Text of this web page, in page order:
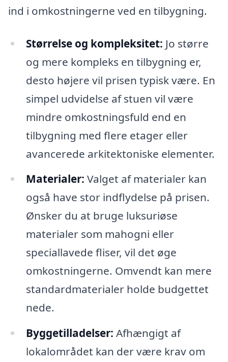
ind i omkostningerne ved en tilbygning.
Størrelse og kompleksitet: Jo større
og mere kompleks en tilbygning er,
desto højere vil prisen typisk være. En
simpel udvidelse af stuen vil være
mindre omkostningsfuld end en
tilbygning med flere etager eller
avancerede arkitektoniske elementer.
Materialer: Valget af materialer kan
også have stor indflydelse på prisen.
Ønsker du at bruge luksuriøse
materialer som mahogni eller
speciallavede fliser, vil det øge
omkostningerne. Omvendt kan mere
standardmaterialer holde budgettet
nede.
Byggetilladelser: Afhængigt af
lokalområdet kan der være krav om